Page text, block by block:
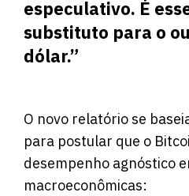
especulativo. É
substituto para o
dólar.”
O novo relatório se
para postular que o
desempenho agnóstico
macroeconômicas: